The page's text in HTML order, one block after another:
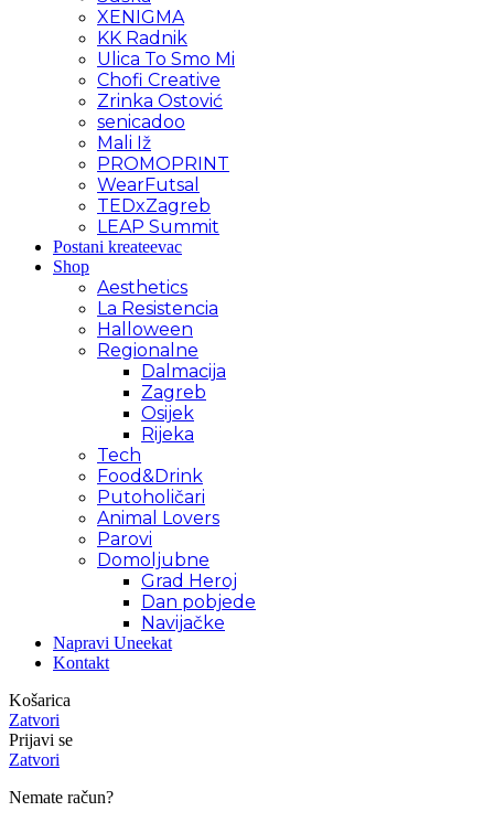
XENIGMA
KK Radnik
Ulica To Smo Mi
Chofi Creative
Zrinka Ostović
senicadoo
Mali Iž
PROMOPRINT
WearFutsal
TEDxZagreb
LEAP Summit
Postani kreateevac
Shop
Aesthetics
La Resistencia
Halloween
Regionalne
Dalmacija
Zagreb
Osijek
Rijeka
Tech
Food&Drink
Putoholičari
Animal Lovers
Parovi
Domoljubne
Grad Heroj
Dan pobjede
Navijačke
Napravi Uneekat
Kontakt
Košarica
Zatvori
Prijavi se
Zatvori
Nemate račun?